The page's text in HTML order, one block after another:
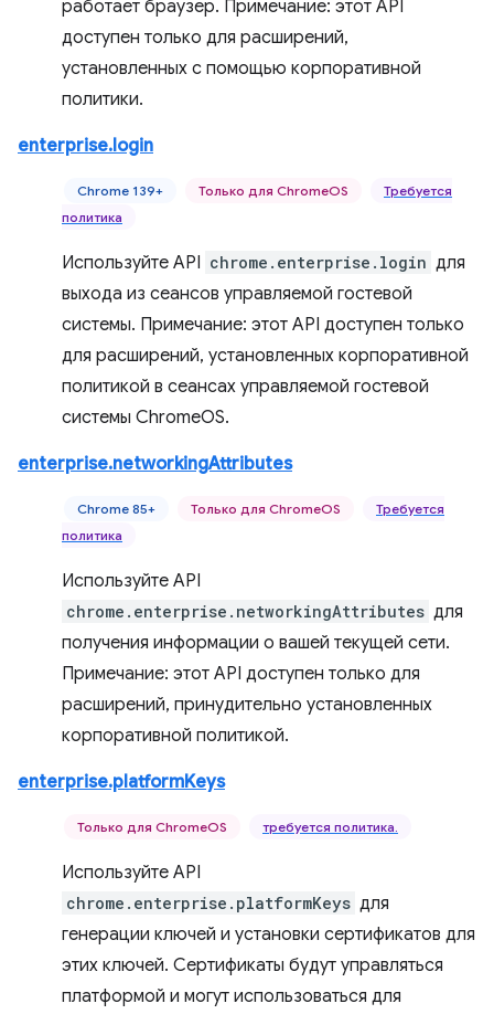
работает браузер. Примечание: этот API
доступен только для расширений,
установленных с помощью корпоративной
политики.
enterprise.login
Chrome 139+ Только для ChromeOS
Требуется
политика
Используйте API chrome.enterprise.login для
выхода из сеансов управляемой гостевой
системы. Примечание: этот API доступен только
для расширений, установленных корпоративной
политикой в ​​сеансах управляемой гостевой
системы ChromeOS.
enterprise.networkingAttributes
Chrome 85+ Только для ChromeOS
Требуется
политика
Используйте API
chrome.enterprise.networkingAttributes для
получения информации о вашей текущей сети.
Примечание: этот API доступен только для
расширений, принудительно установленных
корпоративной политикой.
enterprise.platformKeys
Только для ChromeOS требуется политика.
Используйте API
chrome.enterprise.platformKeys для
генерации ключей и установки сертификатов для
этих ключей. Сертификаты будут управляться
платформой и могут использоваться для